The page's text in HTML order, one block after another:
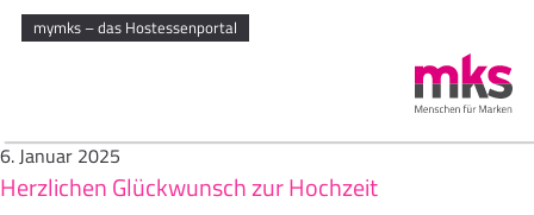
mymks – das Hostessenportal
6. Januar 2025
Herzlichen Glückwunsch zur Hochzeit